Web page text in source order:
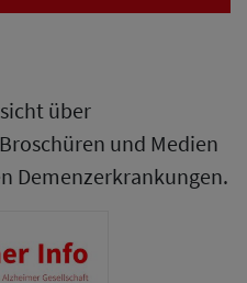
über
und Medien
Demenzerkrankungen.